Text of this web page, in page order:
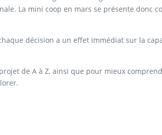
La mini coop en mars se présente donc
décision a un effet immédiat sur la
de A à Z, ainsi que pour mieux